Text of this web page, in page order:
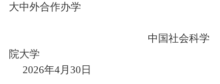
大中外合作办学
中国社会科学
院大学
2026年4月 30 日